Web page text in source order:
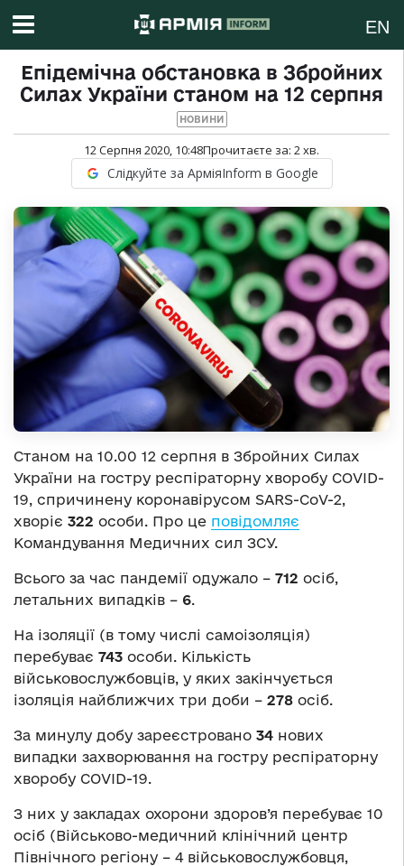
EN
Епідемічна обстановка в Збройних
Силах України станом на 12 серпня
НОВИНИ
12 Серпня 2020, 10:48Прочитаєте за: 2хв.
Слідкуйте за АрміяInform в Google
Станом на 10.00 12 серпня в Збройних Силах
України на гостру респіраторну хворобу COVID-
19, спричинену коронавірусом SARS-CoV-2,
хворіє 322 особи. Про це повідомляє
Командування Медичних сил ЗСУ.
Всього за час пандемії одужало – 712 осіб,
летальних випадків – 6
На ізоляції (в тому числі самоізоляція)
перебуває 743 особи. Кількість
військовослужбовців, у яких закінчується
ізоляція найближчих три доби – 278 осіб.
За минулу добу зареєстровано 34 нових
випадки захворювання на гостру респіраторну
хворобу COVID-19.
З них у закладах охорони здоров’я перебуває 10
осіб (Військово-медичний клінічний центр
Північного регіону – 4 військовослужбовця,